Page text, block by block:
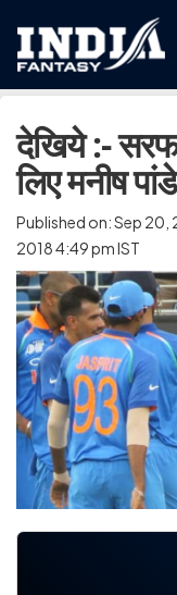
देखिये :-
लिए मनीष
Published on: Sep 20,
2018 4:49 pm IST